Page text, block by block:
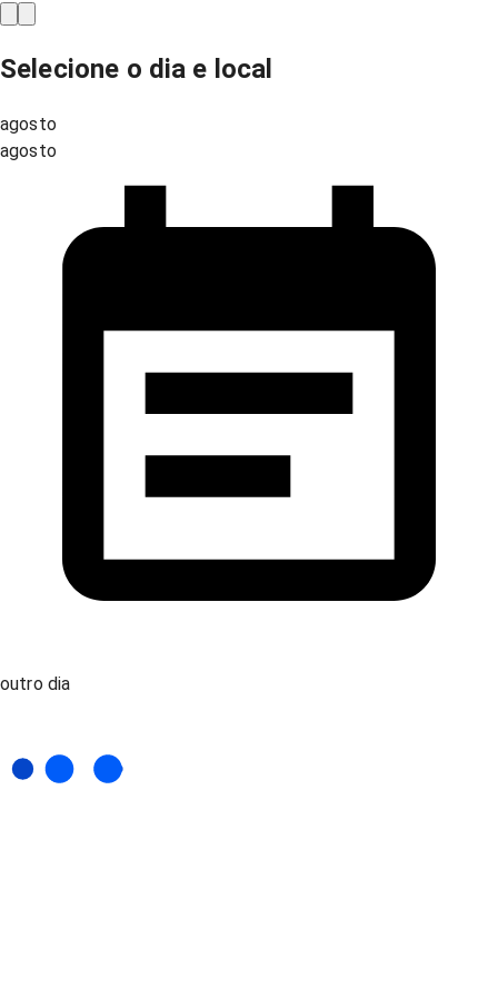
Selecione o dia e local
agosto
agosto
outro dia